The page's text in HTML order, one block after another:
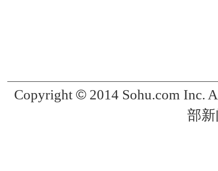
Copyright ©2014 Sohu.com Inc.
部